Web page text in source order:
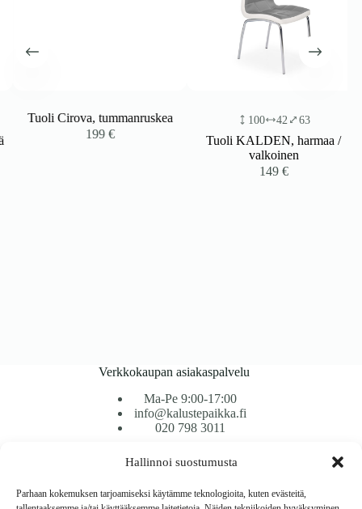
Hallinnoi suostumusta
Parhaan kokemuksen tarjoamiseksi käytämme teknologioita, kuten evästeitä,
Tuoli Cirova, tummanruskea
199€
100 42 63
Tuoli KALDEN, harmaa /
valkoinen
149€
Verkkokaupan asiakaspalvelu
Ma-Pe 9:00-17:00
info@kalustepaikka.fi
020 798 3011
Tavarantoimitus / Maksutavat
Toimitustavat
Maksutavat